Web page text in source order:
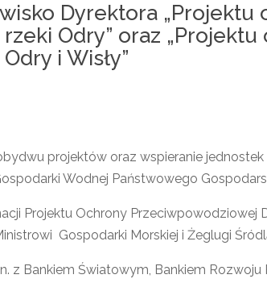
Dyrektora „Projektu
Odry” oraz „Projektu
i Wisły”
projektów oraz wspieranie
Wodnej Państwowego
Projektu Ochrony Przeciwpowodziowej
Gospodarki Morskiej i Żeglugi
z Bankiem Światowym, Bankiem